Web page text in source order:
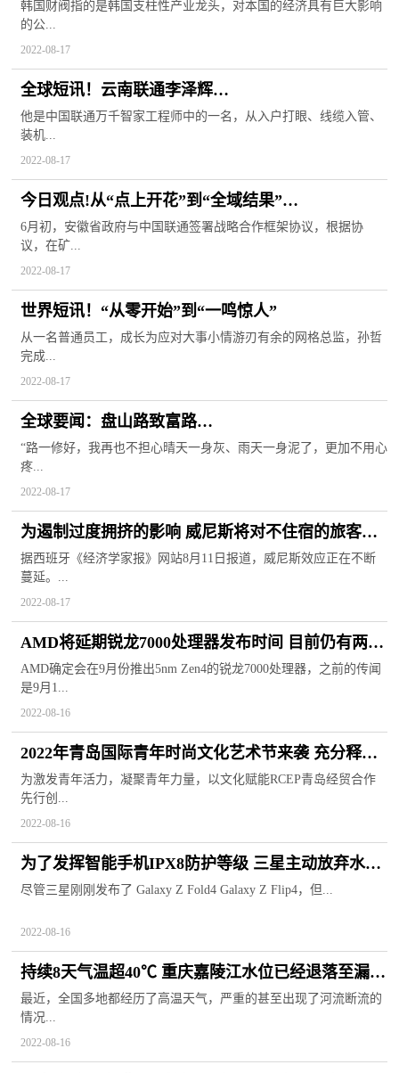
韩国财阀指的是韩国支柱性产业龙头，对本国的经济具有巨大影响
的公...
2022-08-17
全球短讯！云南联通李泽辉
用心做细节以诚得信赖
他是中国联通万千智家工程师中的一名，从入户打眼、线缆入管、
装机...
2022-08-17
今日观点!从“点上开花”到“全域结果”
安徽联通5G﹢工业互联网赋能产业转型升级
6月初，安徽省政府与中国联通签署战略合作框架协议，根据协
议，在矿...
2022-08-17
世界短讯！“从零开始”到“一鸣惊人”
从一名普通员工，成长为应对大事小情游刃有余的网格总监，孙哲
完成...
2022-08-17
全球要闻：盘山路致富路
湖南莲花村“联通”振兴路
“路一修好，我再也不担心晴天一身灰、雨天一身泥了，更加不用心
疼...
2022-08-17
为遏制过度拥挤的影响 威尼斯将对不住宿的旅客收
取进城费用
据西班牙《经济学家报》网站8月11日报道，威尼斯效应正在不断
蔓延。...
2022-08-17
AMD将延期锐龙7000处理器发布时间 目前仍有两大
问题没有解决
AMD确定会在9月份推出5nm Zen4的锐龙7000处理器，之前的传闻
是9月1...
2022-08-16
2022年青岛国际青年时尚文化艺术节来袭 充分释放
年轻人创造能力
为激发青年活力，凝聚青年力量，以文化赋能RCEP青岛经贸合作
先行创...
2022-08-16
为了发挥智能手机IPX8防护等级 三星主动放弃水滴
铰链
尽管三星刚刚发布了 Galaxy Z Fold4 Galaxy Z Flip4，但...
2022-08-16
持续8天气温超40℃ 重庆嘉陵江水位已经退落至漏出
大桥桥墩
最近，全国多地都经历了高温天气，严重的甚至出现了河流断流的
情况...
2022-08-16